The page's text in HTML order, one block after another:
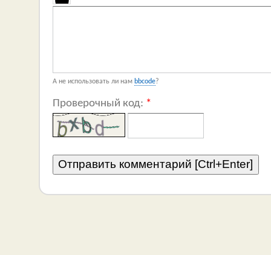
А не использовать ли нам bbcode?
Проверочный код: *